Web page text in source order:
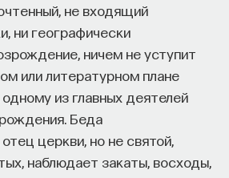
не входящий
ни географически
ничем не уступит
или литературном плане
из главных деятелей
Беда
церкви, но не святой,
наблюдает закаты, восходы,